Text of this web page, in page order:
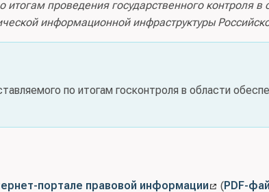
проведения государственного контроля в
информационной инфраструктуры
по итогам госконтроля в области
портале правовой информации (PDF-